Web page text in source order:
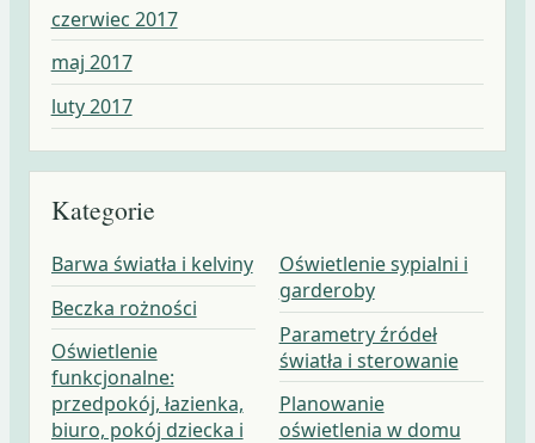
czerwiec 2017
maj 2017
luty 2017
Kategorie
Barwa światła i kelviny
Beczka rożności
Oświetlenie
funkcjonalne:
przedpokój, łazienka,
biuro, pokój dziecka i
Oświetlenie sypialni i
garderoby
Parametry źródeł
światła i sterowanie
Planowanie
oświetlenia w domu